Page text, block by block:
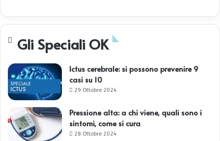
Gli Speciali OK
Ictus cerebrale: si possono prevenire 9
casi su 10
29 Ottobre 2024
Pressione alta: a chi viene, quali sono i
sintomi, come si cura
28 Ottobre 2024